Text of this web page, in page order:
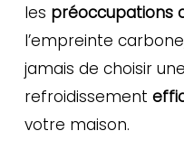
les préoccupations
l’empreinte
jamais de choisir
refroidissement
votre maison.